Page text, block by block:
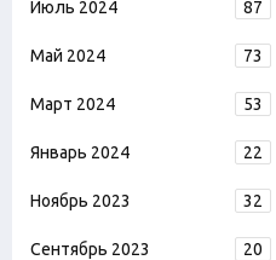
Июль 2024 87
Май 2024 73
Март 2024 53
Январь 2024 22
Ноябрь 2023 32
Сентябрь 2023 20